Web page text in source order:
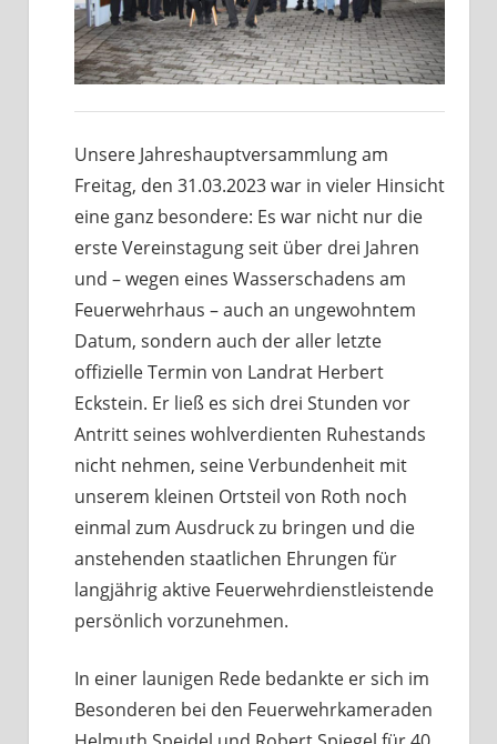
Unsere Jahreshauptversammlung am
Freitag, den 31.03.2023 war in vieler Hinsicht
eine ganz besondere: Es war nicht nur die
erste Vereinstagung seit über drei Jahren
und – wegen eines Wasserschadens am
Feuerwehrhaus – auch an ungewohntem
Datum, sondern auch der aller letzte
offizielle Termin von Landrat Herbert
Eckstein. Er ließ es sich drei Stunden vor
Antritt seines wohlverdienten Ruhestands
nicht nehmen, seine Verbundenheit mit
unserem kleinen Ortsteil von Roth noch
einmal zum Ausdruck zu bringen und die
anstehenden staatlichen Ehrungen für
langjährig aktive Feuerwehrdienstleistende
persönlich vorzunehmen.
In einer launigen Rede bedankte er sich im
Besonderen bei den Feuerwehrkameraden